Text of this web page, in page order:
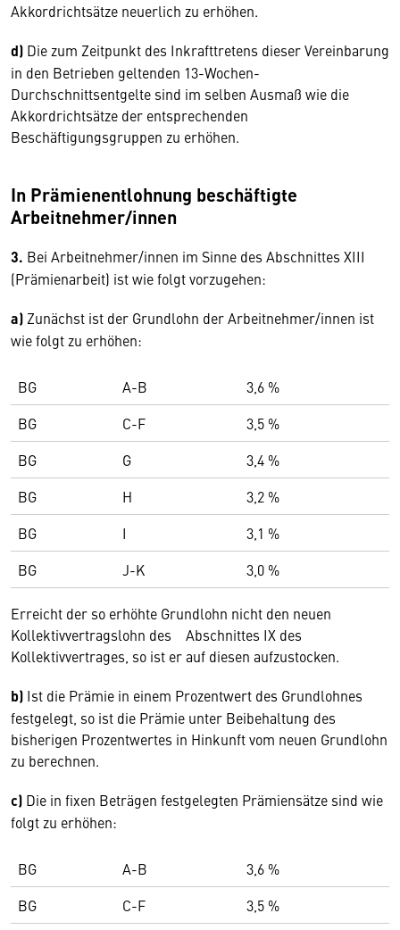
Akkordrichtsätze neuerlich zu erhöhen.
d) Die zum Zeitpunkt des Inkrafttretens dieser Vereinbarung
in den Betrieben geltenden 13-Wochen-
Durchschnittsentgelte sind im selben Ausmaß wie die
Akkordrichtsätze der entsprechenden
Beschäftigungsgruppen zu erhöhen.
In Prämienentlohnung beschäftigte
Arbeitnehmer/innen
3. Bei Arbeitnehmer/innen im Sinne des Abschnittes XIII
(Prämienarbeit) ist wie folgt vorzugehen:
a) Zunächst ist der Grundlohn der Arbeitnehmer/innen ist
wie folgt zu erhöhen:
BG A-B
3,6 %
BG
C-F
3,5 %
BG
G
3,4 %
BG
H
3,2 %
BG
I
3,1 %
BG
J-K 3,0 %
Erreicht der so erhöhte Grundlohn nicht den neuen
Kollektivvertragslohn des Abschnittes IX des
Kollektivvertrages, so ist er auf diesen aufzustocken.
b) Ist die Prämie in einem Prozentwert des Grundlohnes
festgelegt, so ist die Prämie unter Beibehaltung des
bisherigen Prozentwertes in Hinkunft vom neuen Grundlohn
zu berechnen.
c) Die in fixen Beträgen festgelegten Prämiensätze sind wie
folgt zu erhöhen:
BG A-B
3,6 %
BG
C-F 3,5 %